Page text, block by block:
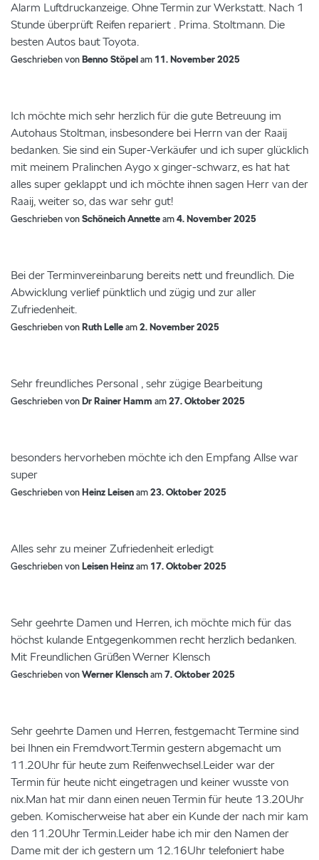
Alarm Luftdruckanzeige. Ohne Termin zur Werkstatt. Nach 1
Stunde überprüft Reifen repariert . Prima. Stoltmann. Die
besten Autos baut Toyota.
Geschrieben vonBenno Stöpelam 11. November 2025
Ich möchte mich sehr herzlich für die gute Betreuung im
Autohaus Stoltman, insbesondere bei Herrn van der Raaij
bedanken. Sie sind ein Super-Verkäufer und ich super glücklich
mit meinem Pralinchen Aygo x ginger-schwarz, es hat hat
alles super geklappt und ich möchte ihnen sagen Herr van der
Raaij, weiter so, das war sehr gut!
Geschrieben vonSchöneich Annetteam4. November 2025
Bei der Terminvereinbarung bereits nett und freundlich. Die
Abwicklung verlief pünktlich und zügig und zur aller
Zufriedenheit.
Geschrieben vonRuth Lelleam2. November 2025
Sehr freundliches Personal , sehr zügige Bearbeitung
Geschrieben vonDr Rainer Hamm am27. Oktober 2025
besonders hervorheben möchte ich den Empfang Allse war
super
Geschrieben vonHeinz Leisenam23. Oktober 2025
Alles sehr zu meiner Zufriedenheit erledigt
Geschrieben vonLeisen Heinzam 17. Oktober 2025
Sehr geehrte Damen und Herren, ich möchte mich für das
höchst kulande Entgegenkommen recht herzlich bedanken.
Mit Freundlichen Grüßen Werner Klensch
Geschrieben vonWerner Klenscham7. Oktober 2025
Sehr geehrte Damen und Herren, festgemacht Termine sind
bei Ihnen ein Fremdwort.Termin gestern abgemacht um
11.20Uhr für heute zum Reifenwechsel.Leider war der
Termin für heute nicht eingetragen und keiner wusste von
nix.Man hat mir dann einen neuen Termin für heute 13.20Uhr
geben. Komischerweise hat aber ein Kunde der nach mir kam
den 11.20Uhr Termin.Leider habe ich mir den Namen der
Dame mit der ich gestern um 12.16Uhr telefoniert habe